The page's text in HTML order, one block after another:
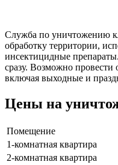
Служба по уничтожению
обработку территории,
инсектицидные
сразу. Возможно провести
включая выходные и
Цены на
Помещение
1-комнатная квартира
2-комнатная квартира